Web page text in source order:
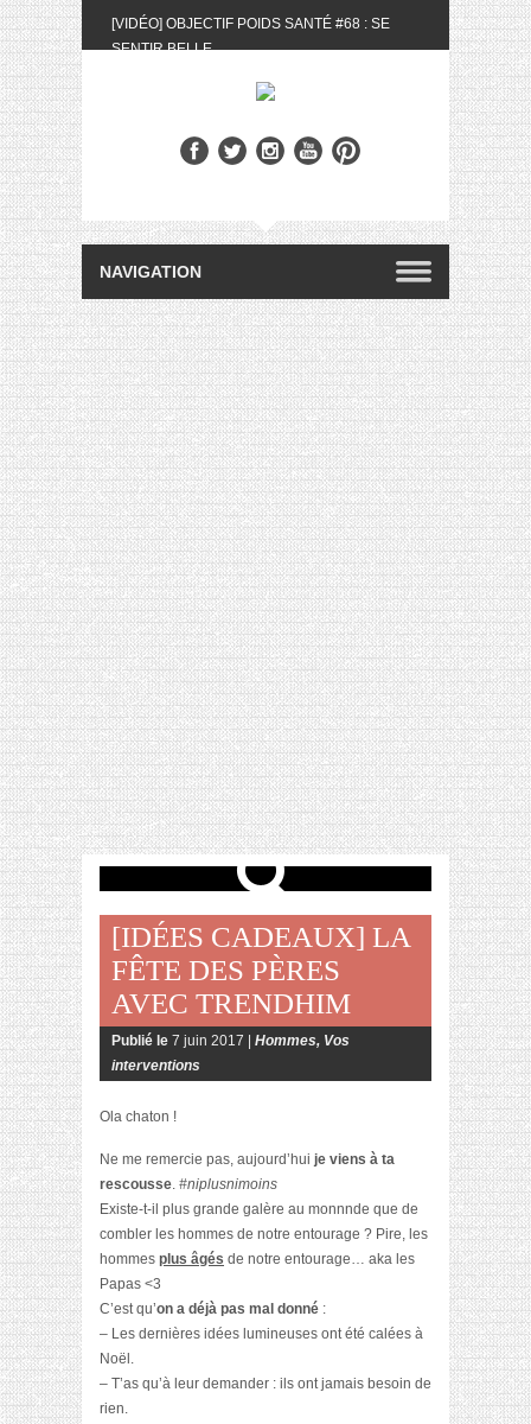
[VIDÉO] OBJECTIF POIDS SANTÉ #68 : SE
SENTIR BELLE
BIOTYFULL BOX DU MOIS DE MAI 2024 FEAT.
[VIDÉO] QUITOQUE #10 : MEAL PREP &
CONVIVIALITÉ
[VIDÉO] UNBOXING : LES MY LITTLE &
BIOTYFULL BOX DU MOIS D’AVRIL 2024
FEAT. AKILA
[VIDÉO] OBJECTIF POIDS SANTÉ #67 : L’AVIS
DES AUTRES, CE N’EST QUE LA VIE DES
AUTRES
[VIDÉO] UNBOXING : LES MY LITTLE &
BIOTYFULL BOX DES MOIS DE FÉVRIER ET
MARS 2024 FEAT. AKILA
[VIDÉO] LA SÉLECTION DU MOIS
#JANVIER2024
[VIDÉO] HELLOFRESH #34 : IDÉES
RECETTES RISOTTO
[IDÉES CADEAUX] LA
FÊTE DES PÈRES
AVEC TRENDHIM
Publié le 7 juin 2017 | Hommes, Vos
interventions
Ola chaton !
Ne me remercie pas, aujourd’hui je viens à ta
rescousse. #niplusnimoins
Existe-t-il plus grande galère au monnnde que de
combler les hommes de notre entourage ? Pire, les
hommes plus âgés de notre entourage… aka les
Papas <3
C’est qu’on a déjà pas mal donné :
– Les dernières idées lumineuses ont été calées à
Noël.
– T’as qu’à leur demander : ils ont jamais besoin de
rien.